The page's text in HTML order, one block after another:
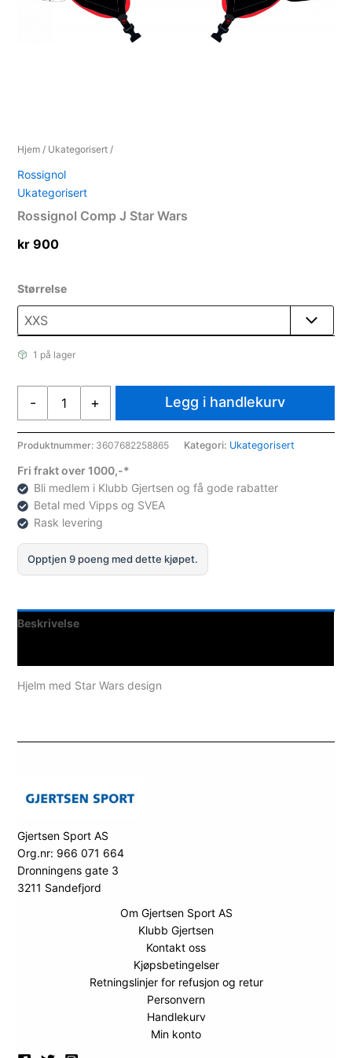
Hjem / Ukategorisert /
Rossignol
Ukategorisert
Rossignol Comp J Star Wars
kr 900
Størrelse
1 på lager
-
Star
+ Legg i handlekurv
Produktnummer: 3607682258865 Kategori: Ukategorisert
Fri frakt over 1000,-*
Bli medlem i Klubb Gjertsen og få gode rabatter
Betal med Vipps og SVEA
Rask levering
Opptjen 9 poeng med dette kjøpet.
Beskrivelse
Hjelm med Star Wars design
Gjertsen Sport AS
Org.nr: 966 071 664
Dronningens gate 3
3211 Sandefjord
Om Gjertsen Sport AS
Klubb Gjertsen
Kontakt oss
Kjøpsbetingelser
Retningslinjer for refusjon og retur
Personvern
Handlekurv
Min konto